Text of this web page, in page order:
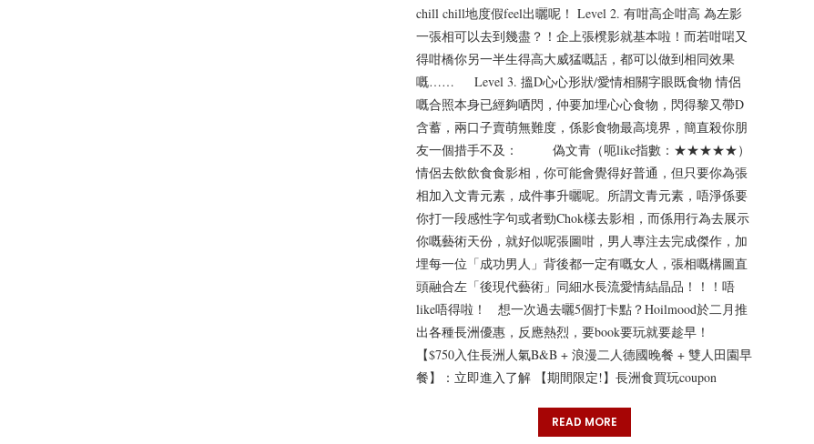
chill chill地度假feel出曬呢！ Level 2. 有咁高企咁高 為左影
一張相可以去到幾盡？！企上張櫈影就基本啦！而若咁啱又
得咁橋你另一半生得高大威猛嘅話，都可以做到相同效果
嘅…… Level 3. 搵D心心形狀/愛情相關字眼既食物 情侶
嘅合照本身已經夠哂閃，仲要加埋心心食物，閃得黎又帶D
含蓄，兩口子賣萌無難度，係影食物最高境界，簡直殺你朋
友一個措手不及： 偽文青（呃like指數：★★★★★）
情侶去飲飲食食影相，你可能會覺得好普通，但只要你為張
相加入文青元素，成件事升曬呢。所謂文青元素，唔淨係要
你打一段感性字句或者勁Chok樣去影相，而係用行為去展示
你嘅藝術天份，就好似呢張圖咁，男人專注去完成傑作，加
埋每一位「成功男人」背後都一定有嘅女人，張相嘅構圖直
頭融合左「後現代藝術」同細水長流愛情結晶品！！！唔
like唔得啦！ 想一次過去曬5個打卡點？Hoilmood於二月推
出各種長洲優惠，反應熱烈，要book要玩就要趁早！
【$750入住長洲人氣B&B + 浪漫二人德國晚餐 + 雙人田園早
餐】：立即進入了解 【期間限定!】長洲食買玩coupon
READ MORE